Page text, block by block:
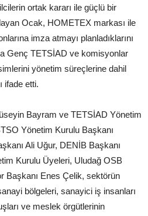
ortak kararı ile güçlü bir
Ocak, HOMETEX markası ile
imza atmayı planladıklarını
Genç TETSİAD ve komisyonlar
yönetim süreçlerine dahil
ifade etti.
Bayram ve TETSİAD Yönetim
Yönetim Kurulu Başkanı
Ali Uğur, DENİB Başkanı
Kurulu Üyeleri, Uludağ OSB
Başkanı Enes Çelik, sektörün
bölgeleri, sanayici iş insanları
ve meslek örgütlerinin